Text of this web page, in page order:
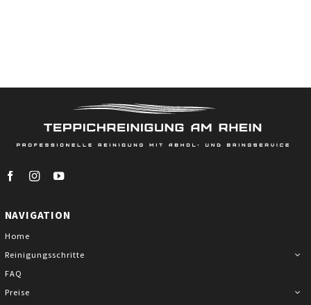
Skip
NAVIGATION
Home
Reinigungsschritte
FAQ
Preise